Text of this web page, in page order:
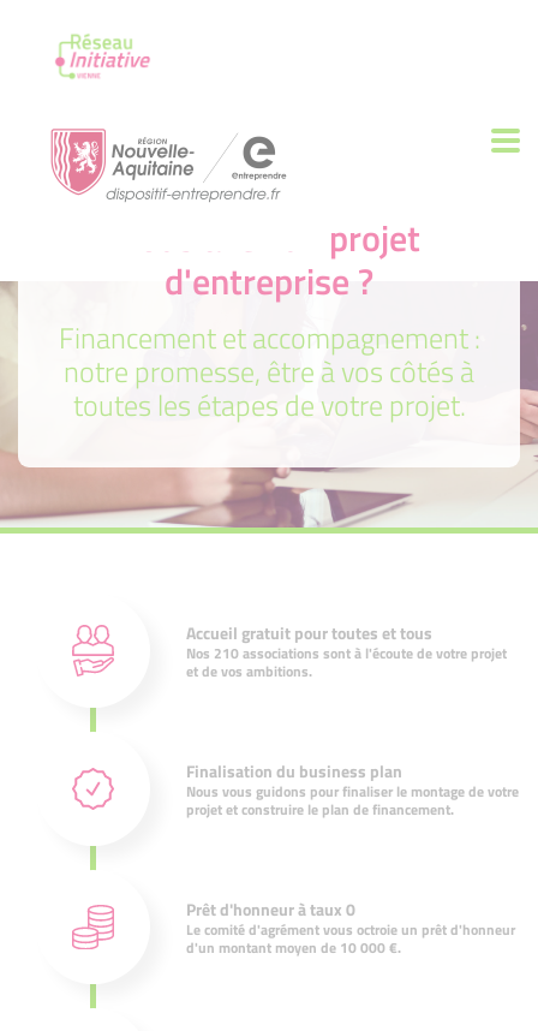
Vous avez un projet
d'entreprise ?
Financement et accompagnement :
notre promesse, être à vos côtés à
toutes les étapes de votre projet.
Accueil gratuit pour toutes et tous
Nos 210 associations sont à l'écoute de votre projet
et de vos ambitions.
Finalisation du business plan
Nous vous guidons pour finaliser le montage de votre
projet et construire le plan de financement.
Prêt d'honneur à taux 0
Le comité d'agrément vous octroie un prêt d'honneur
d'un montant moyen de 10 000 €.